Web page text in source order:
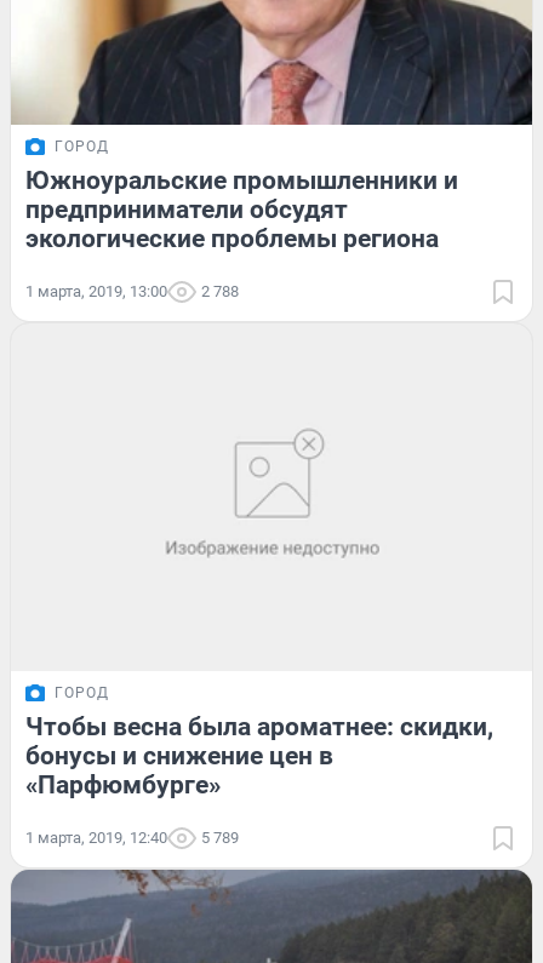
ГОРОД
Южноуральские промышленники и
предприниматели обсудят
экологические проблемы региона
1 марта, 2019, 13:00 2 788
ГОРОД
Чтобы весна была ароматнее: скидки,
бонусы и снижение цен в
«Парфюмбурге»
1 марта, 2019, 12:40 5 789